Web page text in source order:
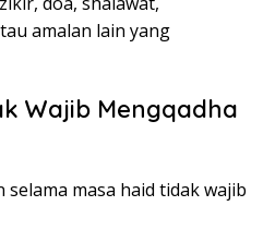
amalan lain yang
Wajib Mengqadha
masa haid tidak wajib